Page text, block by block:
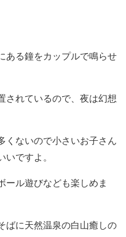
ある鐘をカップルで鳴らせ
されているので、夜は幻想
くないので小さいお子さん
いですよ。
ール遊びなども楽しめま
ばに天然温泉の白山癒しの